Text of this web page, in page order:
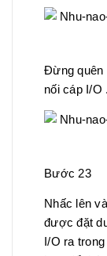
Đừng quên
nối cáp I/O .
Bước 23
Nhấc lên
được đặt
I/O ra